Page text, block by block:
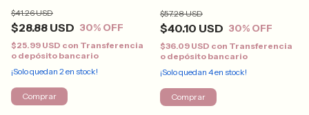
$28.88 USD
$41.26 USD
30% OFF
$25.99 USD con Transferencia
o depósito bancario
¡Solo quedan 2en stock!
Comprar
$40.10 USD
$57.28 USD
30% OFF
$36.09 USD con Transferencia
o depósito bancario
¡Solo quedan 4en stock!
Comprar